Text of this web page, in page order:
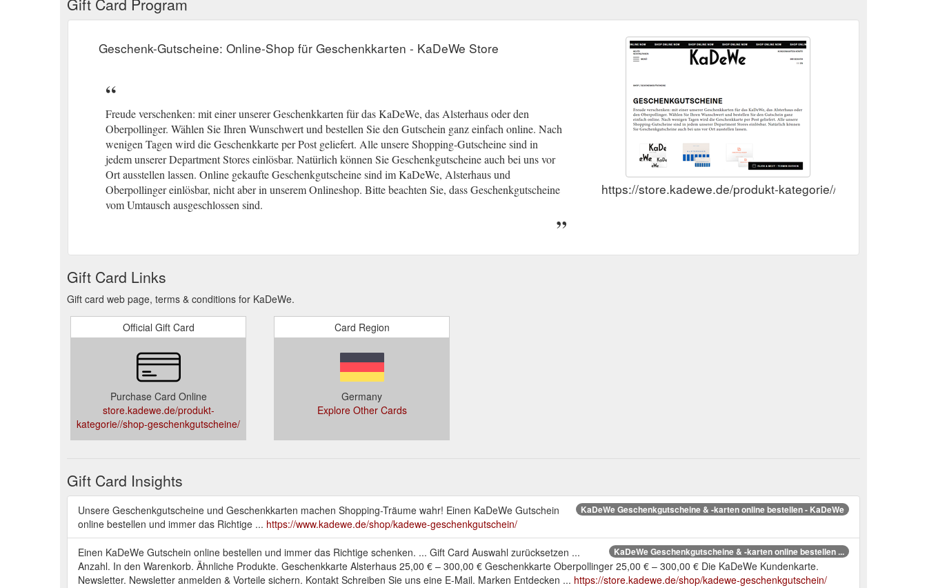
Gift Card Program
Geschenk-Gutscheine: Online-Shop für Geschenkkarten - KaDeWe Store
Freude verschenken: mit einer unserer Geschenkkarten für das KaDeWe, das Alsterhaus oder den
Oberpollinger. Wählen Sie Ihren Wunschwert und bestellen Sie den Gutschein ganz einfach online. Nach
wenigen Tagen wird die Geschenkkarte per Post geliefert. Alle unsere Shopping-Gutscheine sind in
jedem unserer Department Stores einlösbar. Natürlich können Sie Geschenkgutscheine auch bei uns vor
Ort ausstellen lassen. Online gekaufte Geschenkgutscheine sind im KaDeWe, Alsterhaus und
Oberpollinger einlösbar, nicht aber in unserem Onlineshop. Bitte beachten Sie, dass Geschenkgutscheine
vom Umtausch ausgeschlossen sind.
https://store.kadewe.de/produkt-kategorie//shop-
Gift Card Links
Gift card web page, terms & conditions for KaDeWe.
Official Gift Card
Purchase Card Online
store.kadewe.de/produkt-
kategorie//shop-geschenkgutscheine/
Card Region
Germany
Explore Other Cards
Gift Card Insights
KaDeWe Geschenkgutscheine & -karten online bestellen - KaDeWe
Unsere Geschenkgutscheine und Geschenkkarten machen Shopping-Träume wahr! Einen KaDeWe Gutschein
online bestellen und immer das Richtige ... https://www.kadewe.de/shop/kadewe-geschenkgutschein/
KaDeWe Geschenkgutscheine & -karten online bestellen ...
Einen KaDeWe Gutschein online bestellen und immer das Richtige schenken. ... Gift Card Auswahl zurücksetzen ...
Anzahl. In den Warenkorb. Ähnliche Produkte. Geschenkkarte Alsterhaus 25,00 € – 300,00 € Geschenkkarte Oberpollinger 25,00 € – 300,00 € Die KaDeWe Kundenkarte.
Newsletter. Newsletter anmelden & Vorteile sichern. Kontakt Schreiben Sie uns eine E-Mail. Marken Entdecken ... https://store.kadewe.de/shop/kadewe-geschenkgutschein/